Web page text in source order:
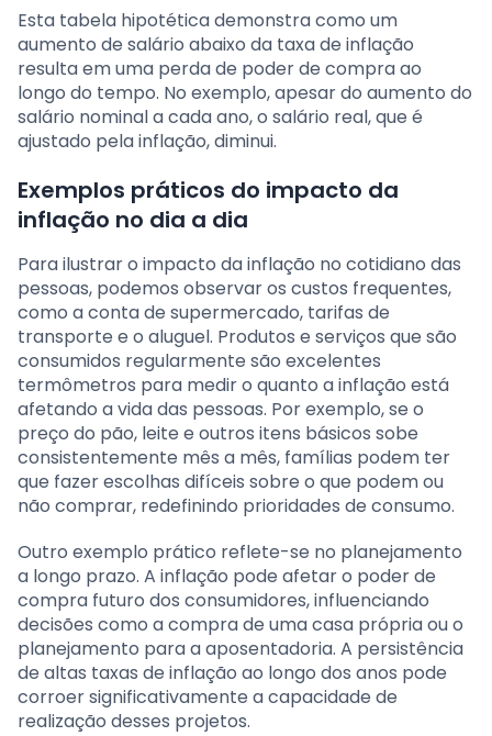
Esta tabela hipotética demonstra como um
aumento de salário abaixo da taxa de inflação
resulta em uma perda de poder de compra ao
longo do tempo. No exemplo, apesar do aumento do
salário nominal a cada ano, o salário real, que é
ajustado pela inflação, diminui.
Exemplos práticos do impacto da
inflação no dia a dia
Para ilustrar o impacto da inflação no cotidiano das
pessoas, podemos observar os custos frequentes,
como a conta de supermercado, tarifas de
transporte e o aluguel. Produtos e serviços que são
consumidos regularmente são excelentes
termômetros para medir o quanto a inflação está
afetando a vida das pessoas. Por exemplo, se o
preço do pão, leite e outros itens básicos sobe
consistentemente mês a mês, famílias podem ter
que fazer escolhas difíceis sobre o que podem ou
não comprar, redefinindo prioridades de consumo.
Outro exemplo prático reflete-se no planejamento
a longo prazo. A inflação pode afetar o poder de
compra futuro dos consumidores, influenciando
decisões como a compra de uma casa própria ou o
planejamento para a aposentadoria. A persistência
de altas taxas de inflação ao longo dos anos pode
corroer significativamente a capacidade de
realização desses projetos.